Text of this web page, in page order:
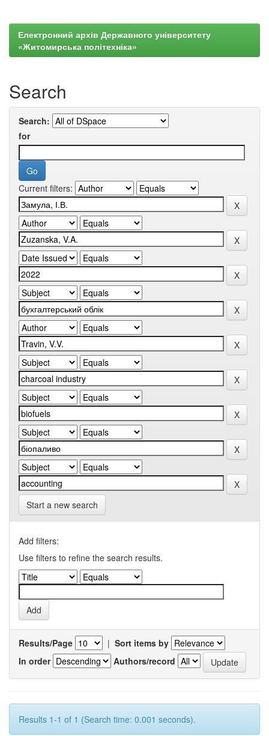
Електронний архів Державного університету
«Житомирська політехніка»
Search
Search:
for
Current filters:
Start a new search
Add filters:
Use filters to refine the search results.
Results/Page | Sort items by
In order
Authors/record
Results 1-1 of 1 (Search time: 0.001 seconds).